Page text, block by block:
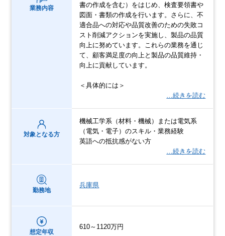
業務内容
書の作成を含む）をはじめ、検査要領書や
図面・書類の作成を行います。さらに、不
適合品への対応や品質改善のための失敗コ
スト削減アクションを実施し、製品の品質
向上に努めています。これらの業務を通じ
て、顧客満足度の向上と製品の品質維持・
向上に貢献しています。
＜具体的には＞
…続きを読む
対象となる方
機械工学系（材料・機械）または電気系
（電気・電子）のスキル・業務経験
英語への抵抗感がない方
…続きを読む
勤務地
兵庫県
想定年収
610～1120万円